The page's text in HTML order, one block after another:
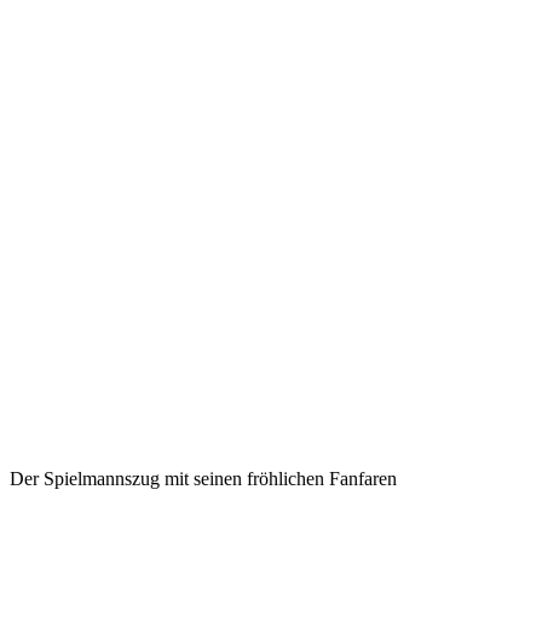
Der Spielmannszug mit seinen fröhlichen Fanfaren